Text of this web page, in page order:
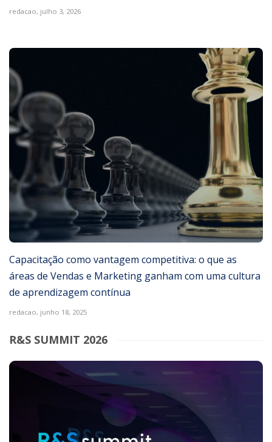
redacao, julho 3, 2026
Capacitação como vantagem competitiva: o que as
áreas de Vendas e Marketing ganham com uma cultura
de aprendizagem contínua
redacao, junho 18, 2025
R&S SUMMIT 2026